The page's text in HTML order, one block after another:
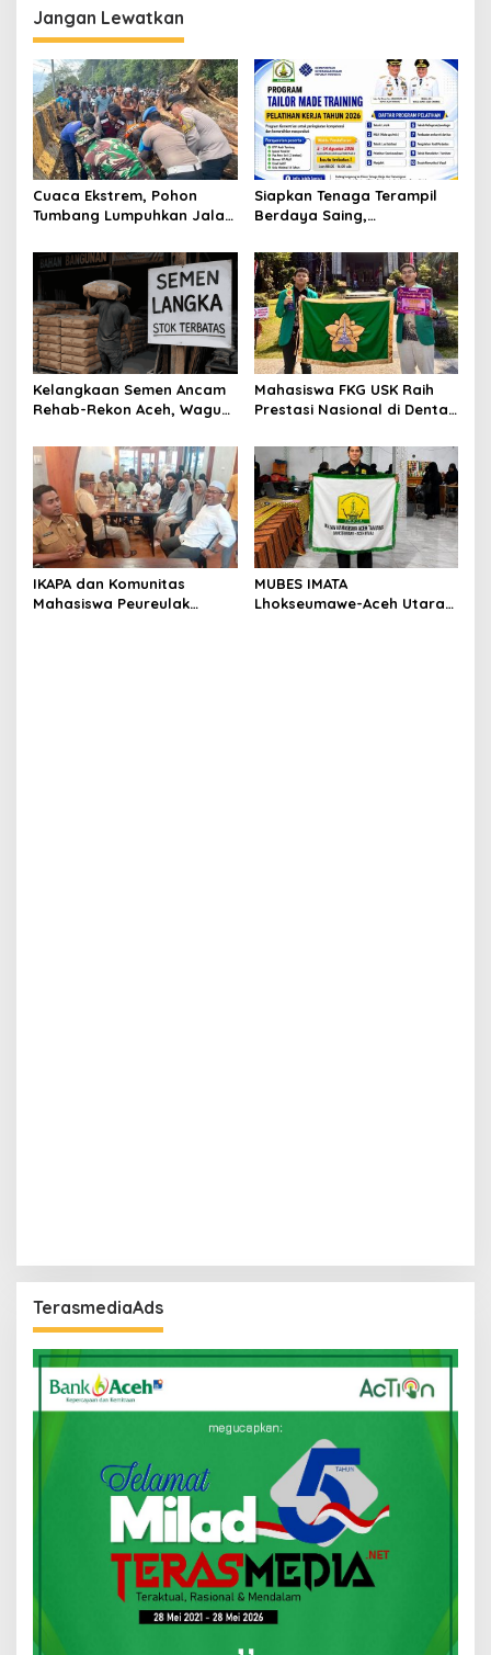
2026–2027
Jangan Lewatkan
Cuaca Ekstrem, Pohon
Tumbang Lumpuhkan Jalan
Blangpidie
Siapkan Tenaga Terampil
Berdaya Saing,
Tamiang Buka Pelatihan
Kerja 2026
Kelangkaan Semen Ancam
Rehab-Rekon Aceh, Wagub
Mahasiswa FKG USK Raih
Prestasi Nasional di Dental
IKAPA dan Komunitas
Mahasiswa Peureulak
MUBES IMATA
Lhokseumawe-Aceh Utara
TerasmediaAds